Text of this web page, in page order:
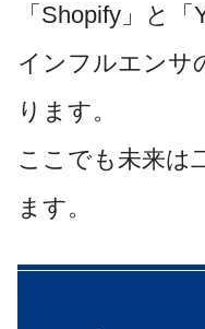
「Shopify」と
インフルエンサ
ります。
ここでも未来は
ます。